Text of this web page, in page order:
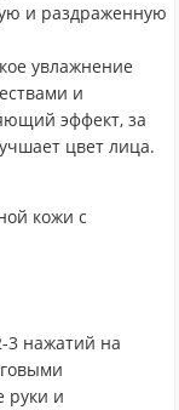
и раздраженную
увлажнение
и
эффект, за
цвет лица.
кожи с
3 нажатий на
руки и